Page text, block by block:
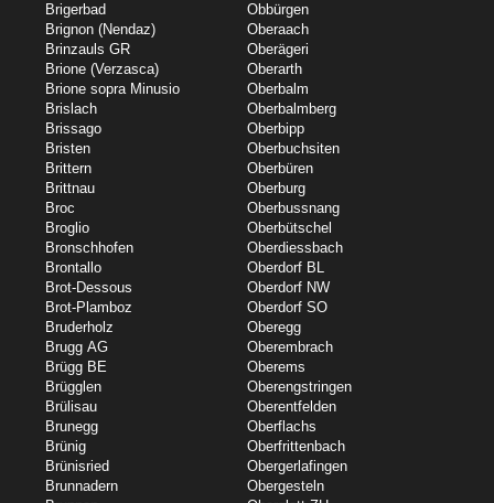
Brigerbad
Brignon (Nendaz)
Brinzauls GR
Brione (Verzasca)
Brione sopra Minusio
Brislach
Brissago
Bristen
Brittern
Brittnau
Broc
Broglio
Bronschhofen
Brontallo
Brot-Dessous
Brot-Plamboz
Bruderholz
Brugg AG
Brügg BE
Brügglen
Brülisau
Brunegg
Brünig
Brünisried
Brunnadern
Obbürgen
Oberaach
Oberägeri
Oberarth
Oberbalm
Oberbalmberg
Oberbipp
Oberbuchsiten
Oberbüren
Oberburg
Oberbussnang
Oberbütschel
Oberdiessbach
Oberdorf BL
Oberdorf NW
Oberdorf SO
Oberegg
Oberembrach
Oberems
Oberengstringen
Oberentfelden
Oberflachs
Oberfrittenbach
Obergerlafingen
Obergesteln